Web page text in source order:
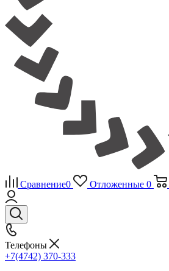
Сравнение0 Отложенные 0
Телефоны
+7(4742) 370-333